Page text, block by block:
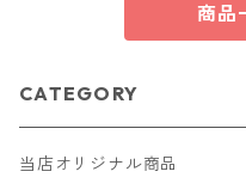
商品
CATEGORY
当店オリジナル商品